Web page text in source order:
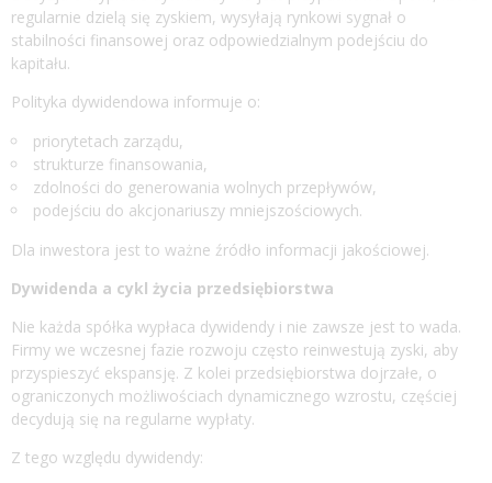
regularnie dzielą się zyskiem, wysyłają rynkowi sygnał o
stabilności finansowej oraz odpowiedzialnym podejściu do
kapitału.
Polityka dywidendowa informuje o:
priorytetach zarządu,
strukturze finansowania,
zdolności do generowania wolnych przepływów,
podejściu do akcjonariuszy mniejszościowych.
Dla inwestora jest to ważne źródło informacji jakościowej.
Dywidenda a cykl życia przedsiębiorstwa
Nie każda spółka wypłaca dywidendy i nie zawsze jest to wada.
Firmy we wczesnej fazie rozwoju często reinwestują zyski, aby
przyspieszyć ekspansję. Z kolei przedsiębiorstwa dojrzałe, o
ograniczonych możliwościach dynamicznego wzrostu, częściej
decydują się na regularne wypłaty.
Z tego względu dywidendy: